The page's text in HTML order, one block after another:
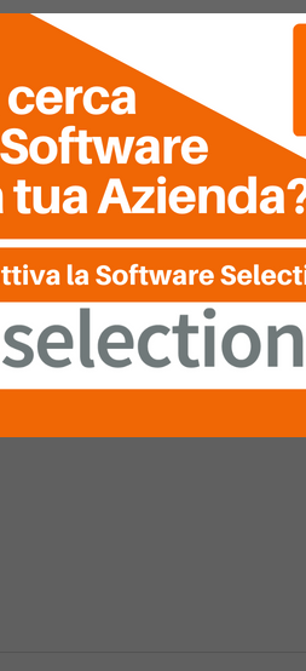
Condizioni
Privacy
Termini D’uso